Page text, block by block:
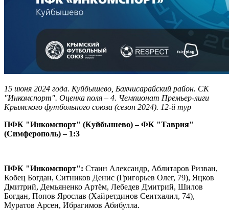
15 июня 2024 года. Куйбышево, Бахчисарайский район. СК
"Инкомспорт". Оценка поля – 4. Чемпионат Премьер-лиги
Крымского футбольного союза (сезон 2024). 12-й тур
ПФК "Инкомспорт" (Куйбышево) – ФК "Таврия"
(Симферополь) – 1:3
ПФК "Инкомспорт": Стаин Александр, Аблитаров Ризван,
Кобец Богдан, Ситников Денис (Григорьев Олег, 79), Яцков
Дмитрий, Демьяненко Артём, Лебедев Дмитрий, Шилов
Богдан, Попов Ярослав (Хайретдинов Сеитхалил, 74),
Муратов Арсен, Ибрагимов Абибулла.